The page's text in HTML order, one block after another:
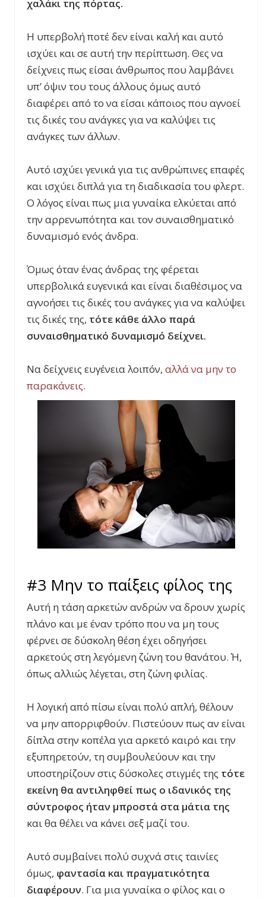
χαλάκι της πόρτας.
Η υπερβολή ποτέ δεν είναι καλή και αυτό
ισχύει και σε αυτή την περίπτωση. Θες να
δείχνεις πως είσαι άνθρωπος που λαμβάνει
υπ’ όψιν του τους άλλους όμως αυτό
διαφέρει από το να είσαι κάποιος που αγνοεί
τις δικές του ανάγκες για να καλύψει τις
ανάγκες των άλλων.
Αυτό ισχύει γενικά για τις ανθρώπινες επαφές
και ισχύει διπλά για τη διαδικασία του φλερτ.
Ο λόγος είναι πως μια γυναίκα ελκύεται από
την αρρενωπότητα και τον συναισθηματικό
δυναμισμό ενός άνδρα.
Όμως όταν ένας άνδρας της φέρεται
υπερβολικά ευγενικά και είναι διαθέσιμος να
αγνοήσει τις δικές του ανάγκες για να καλύψει
τις δικές της, τότε κάθε άλλο παρά
συναισθηματικό δυναμισμό δείχνει.
Να δείχνεις ευγένεια λοιπόν, αλλά να μην το
παρακάνεις.
#3 Μην το παίξεις φίλος της
Αυτή η τάση αρκετών ανδρών να δρουν χωρίς
πλάνο και με έναν τρόπο που να μη τους
φέρνει σε δύσκολη θέση έχει οδηγήσει
αρκετούς στη λεγόμενη ζώνη του θανάτου. Ή,
όπως αλλιώς λέγεται, στη ζώνη φιλίας.
Η λογική από πίσω είναι πολύ απλή, θέλουν
να μην απορριφθούν. Πιστεύουν πως αν είναι
δίπλα στην κοπέλα για αρκετό καιρό και την
εξυπηρετούν, τη συμβουλεύουν και την
υποστηρίζουν στις δύσκολες στιγμές της τότε
εκείνη θα αντιληφθεί πως ο ιδανικός της
σύντροφος ήταν μπροστά στα μάτια της
και θα θέλει να κάνει σεξ μαζί του.
Αυτό συμβαίνει πολύ συχνά στις ταινίες
όμως, φαντασία και πραγματικότητα
διαφέρουν. Για μια γυναίκα ο φίλος και ο